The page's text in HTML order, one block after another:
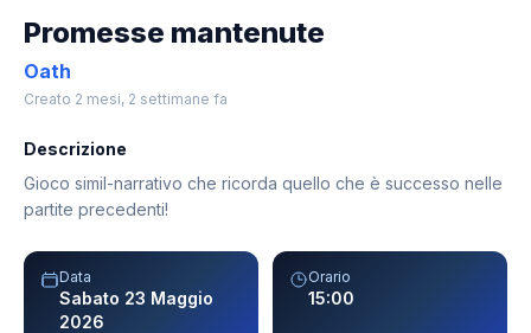
Promesse mantenute
Oath
Creato 2 mesi, 2 settimane fa
Descrizione
Gioco simil-narrativo che ricorda quello che è successo nelle
partite precedenti!
Data
Sabato 23 Maggio
2026
Orario
15:00